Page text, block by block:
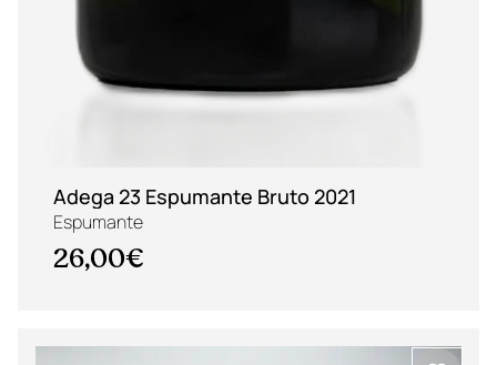
Adega 23 Espumante Bruto 2021
Espumante
26,00€